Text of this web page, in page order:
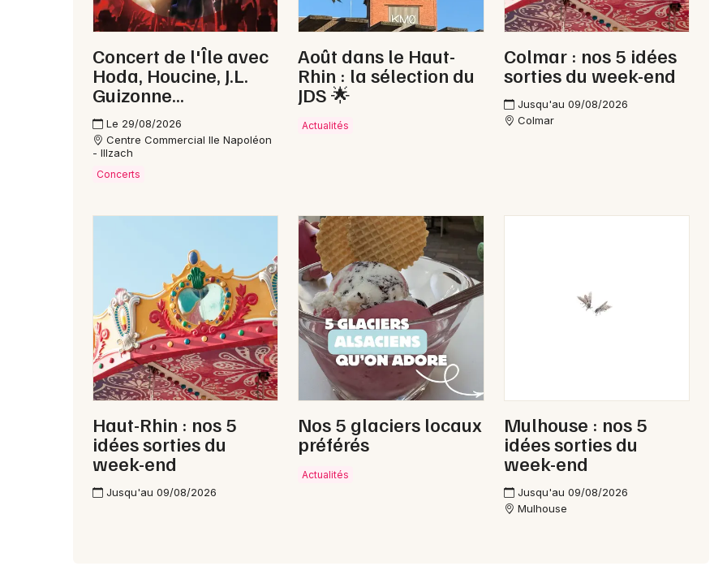
68 - Haut-Rhin
Choisir mes départements
Concert de l'Île avec
Hoda, Houcine, J.L.
Guizonne...
Le 29/08/2026
Centre Commercial Ile Napoléon
- Illzach
Concerts
Août dans le Haut-
Rhin : la sélection du
JDS 🌟
Actualités
Colmar : nos 5 idées
sorties du week-end
Jusqu'au 09/08/2026
Colmar
Haut-Rhin : nos 5
idées sorties du
week-end
Jusqu'au 09/08/2026
Nos 5 glaciers locaux
préférés
Actualités
Mulhouse : nos 5
idées sorties du
week-end
Jusqu'au 09/08/2026
Mulhouse